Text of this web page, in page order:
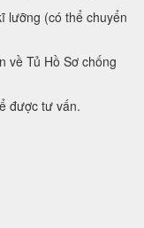
lưỡng (có thể chuyển
về Tủ Hồ Sơ chống
được tư vấn.